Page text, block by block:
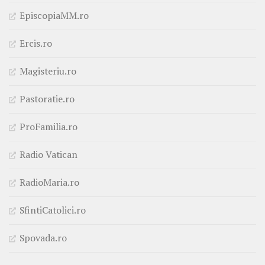
EpiscopiaMM.ro
Ercis.ro
Magisteriu.ro
Pastoratie.ro
ProFamilia.ro
Radio Vatican
RadioMaria.ro
SfintiCatolici.ro
Spovada.ro